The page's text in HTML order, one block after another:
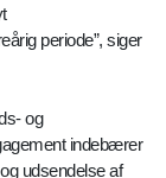
periode”, siger
og
indebærer
udsendelse af